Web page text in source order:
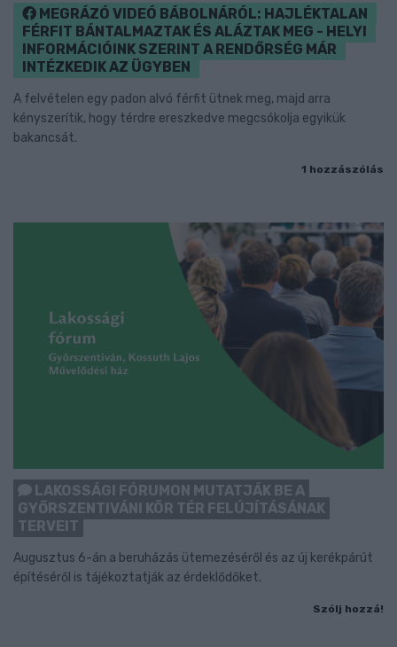
MEGRÁZÓ VIDEÓ BÁBOLNÁRÓL: HAJLÉKTALAN
FÉRFIT BÁNTALMAZTAK ÉS ALÁZTAK MEG - HELYI
INFORMÁCIÓINK SZERINT A RENDŐRSÉG MÁR
INTÉZKEDIK AZ ÜGYBEN
A felvételen egy padon alvó férfit ütnek meg, majd arra
kényszerítik, hogy térdre ereszkedve megcsókolja egyikük
bakancsát.
1 hozzászólás
LAKOSSÁGI FÓRUMON MUTATJÁK BE A
GYŐRSZENTIVÁNI KÖR TÉR FELÚJÍTÁSÁNAK
TERVEIT
Augusztus 6-án a beruházás ütemezéséről és az új kerékpárút
építéséről is tájékoztatják az érdeklődőket.
Szólj hozzá!